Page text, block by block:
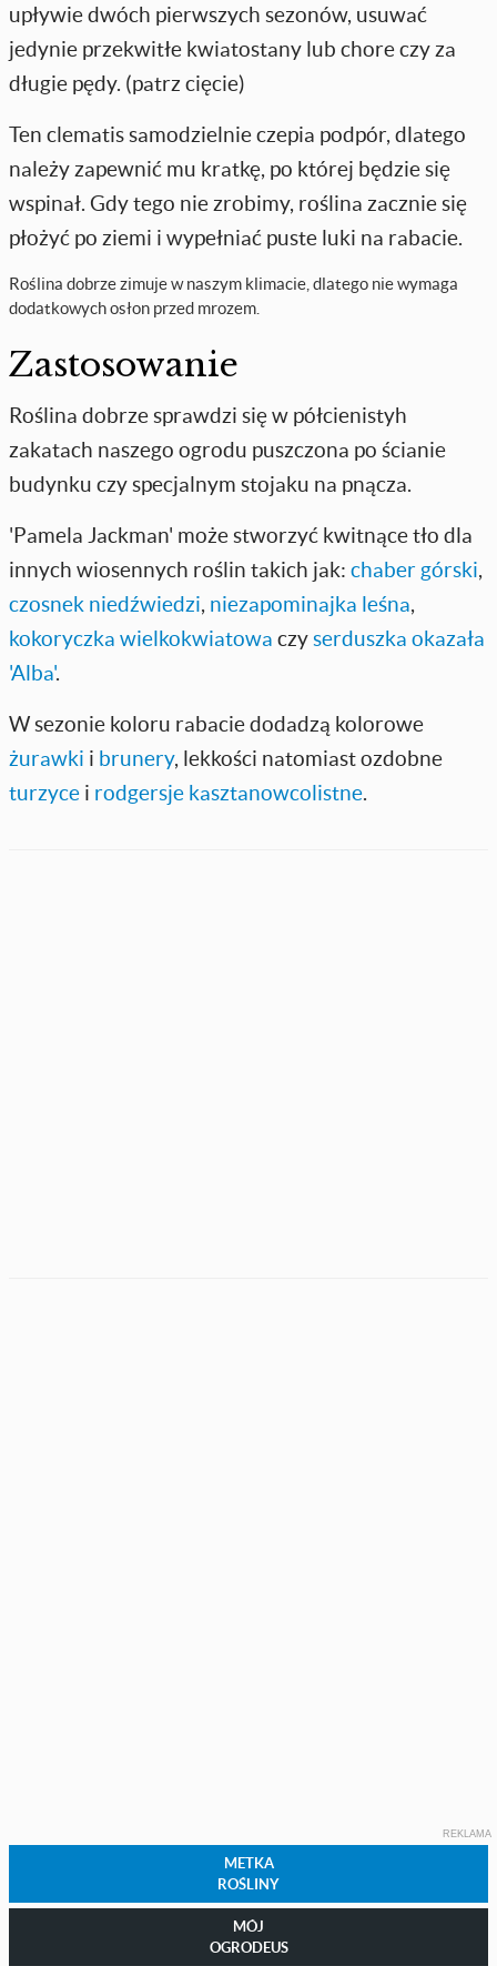
upływie dwóch pierwszych sezonów, usuwać
jedynie przekwitłe kwiatostany lub chore czy za
długie pędy. (patrz cięcie)
Ten clematis samodzielnie czepia podpór, dlatego
należy zapewnić mu kratkę, po której będzie się
wspinał. Gdy tego nie zrobimy, roślina zacznie się
płożyć po ziemi i wypełniać puste luki na rabacie.
Roślina dobrze zimuje w naszym klimacie, dlatego nie wymaga
dodatkowych osłon przed mrozem.
Zastosowanie
Roślina dobrze sprawdzi się w półcienistyh
zakatach naszego ogrodu puszczona po ścianie
budynku czy specjalnym stojaku na pnącza.
'Pamela Jackman' może stworzyć kwitnące tło dla
innych wiosennych roślin takich jak: chaber górski,
czosnek niedźwiedzi, niezapominajka leśna,
kokoryczka wielkokwiatowa czyserduszka okazała
'Alba'.
W sezonie koloru rabacie dodadzą kolorowe
żurawki i brunery, lekkości natomiast ozdobne
turzyce i rodgersje kasztanowcolistne.
REKLAMA
METKA
ROŚLINY
MÓJ
OGRODEUS